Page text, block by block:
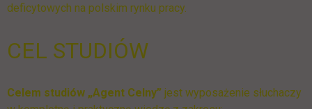
deficytowych na polskim rynku pracy.
CEL STUDIÓW
Celem studiów „Agent Celny” jest wyposażenie słuchaczy